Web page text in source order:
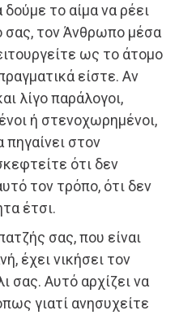
το αίμα να ρέει
σας, τον Άνθρωπο μέσα
ως το άτομο
είστε. Αν
λίγο παράλογοι,
ή στενοχωρημένοι,
στον
ότι δεν
τον τρόπο, ότι δεν
έτσι.
σας, που είναι
έχει νικήσει τον
σας. Αυτό αρχίζει να
γιατί ανησυχείτε